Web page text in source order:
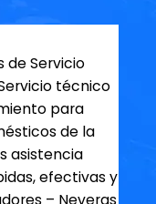
de Servicio
técnico
para
de la
asistencia
efectivas y